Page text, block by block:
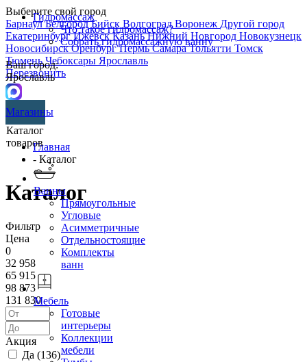
Выберите свой город
БарнаулБелгородБийск ВолгоградВоронеж Другой город
ЕкатеринбургИжевскКазаньНижний Новгород Новокузнецк
НовосибирскОренбургПермьСамараТольятти Томск
ТюменьЧебоксары Ярославль
Перезвонить
Гидромассаж
Что такое гидромассаж?
Собрать гидромассажную ванну
Ваш город:
Ярославль
Магазины
Каталог
товаров
Ванны
Прямоугольные
Угловые
Асимметричные
Отдельностоящие
Комплекты
ванн
Мебель
Готовые
интерьеры
Коллекции
мебели
Главная
- Каталог
Каталог
Фильтр
Цена
0
32 958
65 915
98 873
131 830
Акция
Да (136)